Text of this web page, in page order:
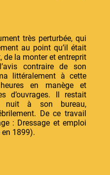
très perturbée, qui
au point qu’il était
de la monter et entreprit
contraire de son
littéralement à cette
en manège et
d’ouvrages. Il restait
nuit à son bureau,
De ce travail
: Dressage et emploi
1899).